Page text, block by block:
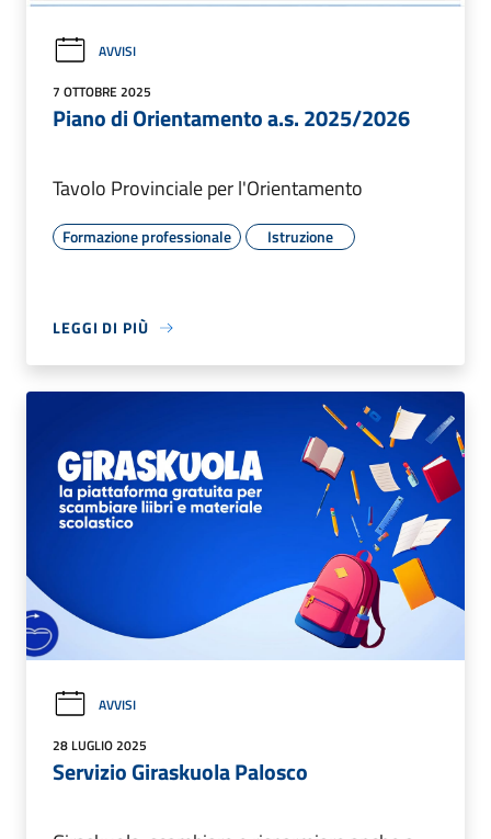
AVVISI
7 OTTOBRE 2025
Piano di Orientamento a.s. 2025/2026
Tavolo Provinciale per l'Orientamento
Formazione professionale Istruzione
LEGGI DI PIÙ
AVVISI
28 LUGLIO 2025
Servizio Giraskuola Palosco